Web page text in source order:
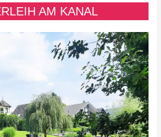
AM KANAL